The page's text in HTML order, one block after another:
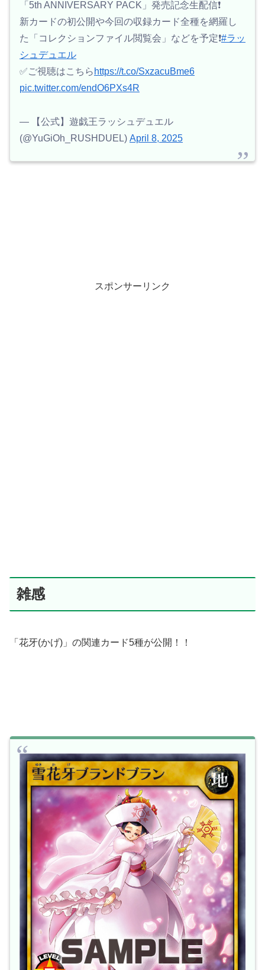
「5th ANNIVERSARY PACK」発売記念生配信❗️
新カードの初公開や今回の収録カード全種を網羅し
た「コレクションファイル閲覧会」などを予定❗️#ラッ
シュデュエル
✅ご視聴はこちら https://t.co/SxzacuBme6
pic.twitter.com/endO6PXs4R
— 【公式】遊戯王ラッシュデュエル
(@YuGiOh_RUSHDUEL) April 8, 2025
スポンサーリンク
雑感
「花牙(かげ)」の関連カード5種が公開！！